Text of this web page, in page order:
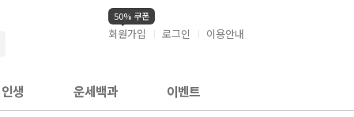
50% 쿠폰
회원가입 로그인 이용안내
인생 운세백과 이벤트